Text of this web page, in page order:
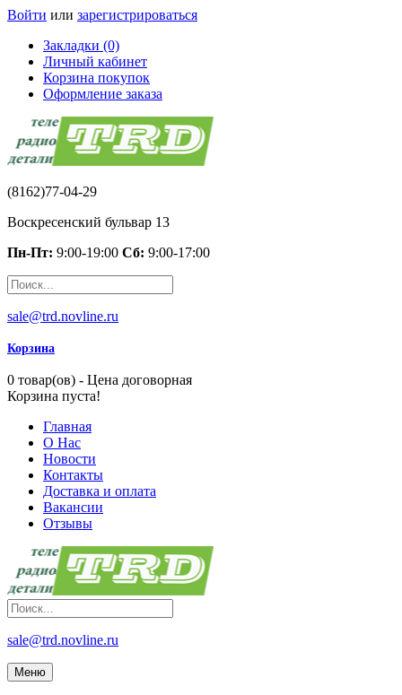
Войти или зарегистрироваться
Закладки (0)
Личный кабинет
Корзина покупок
Оформление заказа
(8162)77-04-29
Воскресенский бульвар 13
Пн-Пт: 9:00-19:00 Сб: 9:00-17:00
sale@trd.novline.ru
Корзина
0 товар(ов) - Цена договорная
Корзина пуста!
Главная
О Нас
Новости
Контакты
Доставка и оплата
Вакансии
Отзывы
sale@trd.novline.ru
Меню